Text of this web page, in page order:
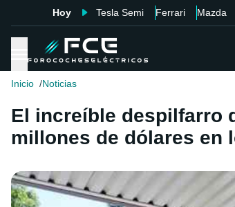
Hoy Tesla Semi Ferrari Mazda
Inicio Noticias
El increíble despilfarro
millones de dólares en